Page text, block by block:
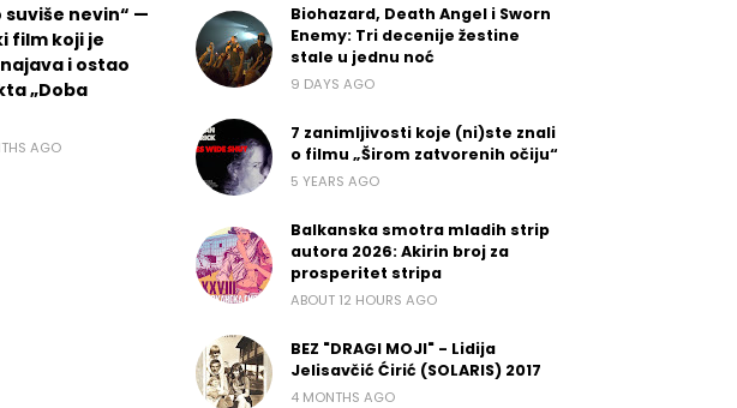
suviše nevin“ —
film koji je
i ostao
„Doba
AGO
Biohazard, Death Angel i Sworn
Enemy: Tri decenije žestine
stale u jednu noć
9 DAYS AGO
7 zanimljivosti koje (ni)ste znali
o filmu „Širom zatvorenih očiju“
5 YEARS AGO
Balkanska smotra mladih strip
autora 2026: Akirin broj za
prosperitet stripa
ABOUT 12 HOURS AGO
BEZ "DRAGI MOJI" - Lidija
Jelisavčić Ćirić (SOLARIS) 2017
4 MONTHS AGO